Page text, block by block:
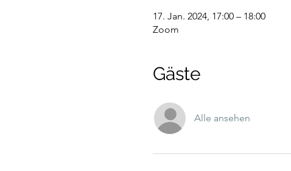
17. Jan. 2024, 17:00 – 18:00
Zoom
Gäste
Alle ansehen